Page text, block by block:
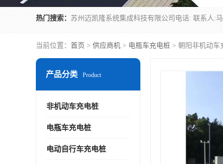
热门搜索：
当前位置： 首页 > 供应商机 > 电瓶车充电桩 > 朝阳非机动车
产品分类 Product
非机动车充电桩
电瓶车充电桩
电动自行车充电桩